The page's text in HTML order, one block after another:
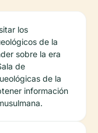
los
de la
sobre la era
de
de la
información